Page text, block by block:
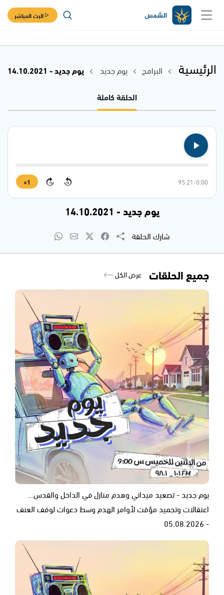
البث المباشر
الرئيسية البرامج يوم جديد
يوم جديد - 14.10.2021
الحلقة كاملة
0:00
/
95:21
15
15
1×
يوم جديد - 14.10.2021
شارك الحلقة
جميع الحلقات عرض الكل
يوم جديد - تصعيد ميداني وهدم منازل في الداخل والقدس…
اعتقالات وتجميد مؤقت لأوامر الهدم وسط دعوات لوقف العنف
- 05.08.2026